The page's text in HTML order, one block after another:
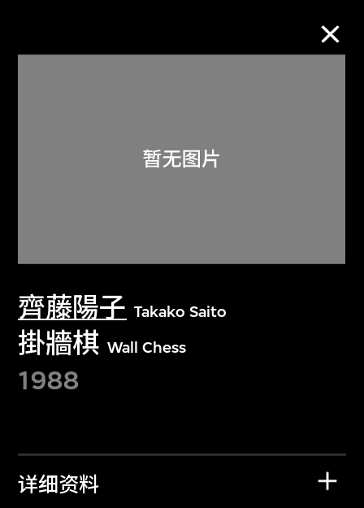
齊藤陽子 Takako Saito
掛牆棋 Wall Chess
1988
详细资料
关于M+藏品
探索世界顶级的二十及二十一世纪视觉
文化藏品。